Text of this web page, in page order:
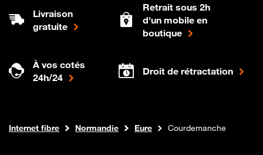
Livraison
gratuite
Retrait sous 2h
d'un mobile en
boutique
À vos cotés
24h/24
Droit de rétractation
Boutique Orange
Internet fibre Normandie Eure Courdemanche